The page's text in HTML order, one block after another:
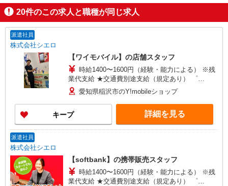
20件のこの求人と職種が同じ求人
派遣社員
株式会社シエロ
【ワイモバイル】の店舗スタッフ
時給1400〜1600円（経験・能力による） ※残
業代支給 ★交通費別途支給（規定あり） ゜
+゜・。○。・゜+゜・。○。・゜+゜ 入社祝い金10
万円支給(規定有) お友達を紹介頂くと, インセンテ
ィブ支給(規定有) ★月2回払い・週払い可能（規程
有）★ ゜・。○。・゜+゜・。○。・゜+゜
愛知県稲沢市のY!mobileショップ
キープ 詳細を見る
派遣社員
株式会社シエロ
【softbank】の携帯販売スタッフ
時給1400〜1600円（経験・能力による） ※残
業代支給 ★交通費別途支給（規定あり） ゜